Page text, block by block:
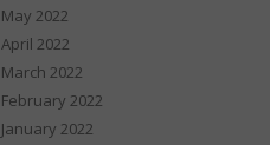
May 2022
April 2022
March 2022
February 2022
January 2022